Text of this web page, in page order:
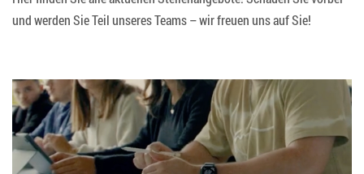
und werden Sie Teil unseres Teams – wir freuen uns auf Sie!